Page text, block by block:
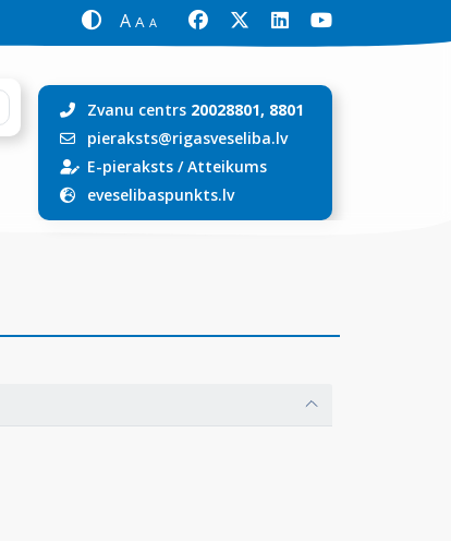
A A A
Zvanu centrs 20028801, 8801
pieraksts@rigasveseliba.lv
E-pieraksts/Atteikums
eveselibaspunkts.lv